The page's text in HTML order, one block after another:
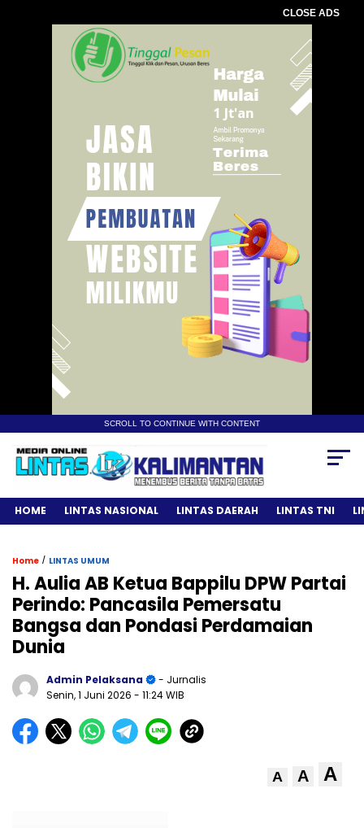
CLOSE ADS
SCROLL TO CONTINUE WITH CONTENT
HOME LINTAS NASIONAL LINTAS DAERAH LINTAS TNI
Home / LINTAS UMUM
H. Aulia AB Ketua Bappilu DPW Partai
Perindo: Pancasila Pemersatu
Bangsa dan Pondasi Perdamaian
Dunia
Admin Pelaksana
- Jurnalis
Senin, 1 Juni 2026 - 11:24 WIB
A A A